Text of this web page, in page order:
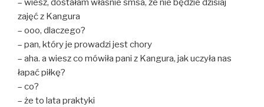
– wiesz, dostałam właśnie smsa, że nie będzie dzisiaj
zajęć z Kangura
– ooo, dlaczego?
– pan, który je prowadzi jest chory
– aha. a wiesz co mówiła pani z Kangura, jak uczyła nas
łapać piłkę?
– co?
– że to lata praktyki